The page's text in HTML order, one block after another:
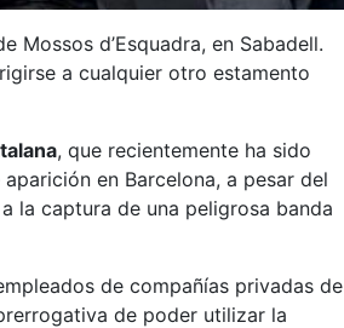
d’Esquadra, en Sabadell.
a cualquier otro estamento
, que recientemente ha sido
aparición en Barcelona, a pesar del
la captura de una peligrosa banda
de compañías privadas de
de poder utilizar la